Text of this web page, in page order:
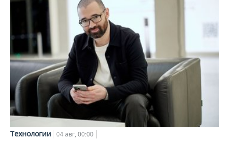
Технологии 04 авг, 00:00